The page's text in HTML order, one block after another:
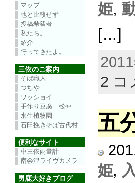
マップ
他と比較せず
投稿希望者
私たち。
紹介
行ってきたよ。
三依のご案内
そば職人
つちや
ワッショイ
手作り豆腐 松や
水生植物園
石臼挽きそば古代村
便利なサイト
中三依雨量計
南会津ライヴカメラ
男鹿大好きブログ
姫,
[…]
2 コ
五
姫,